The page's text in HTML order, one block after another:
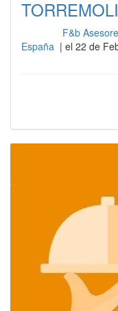
F&b
España | el 22 de